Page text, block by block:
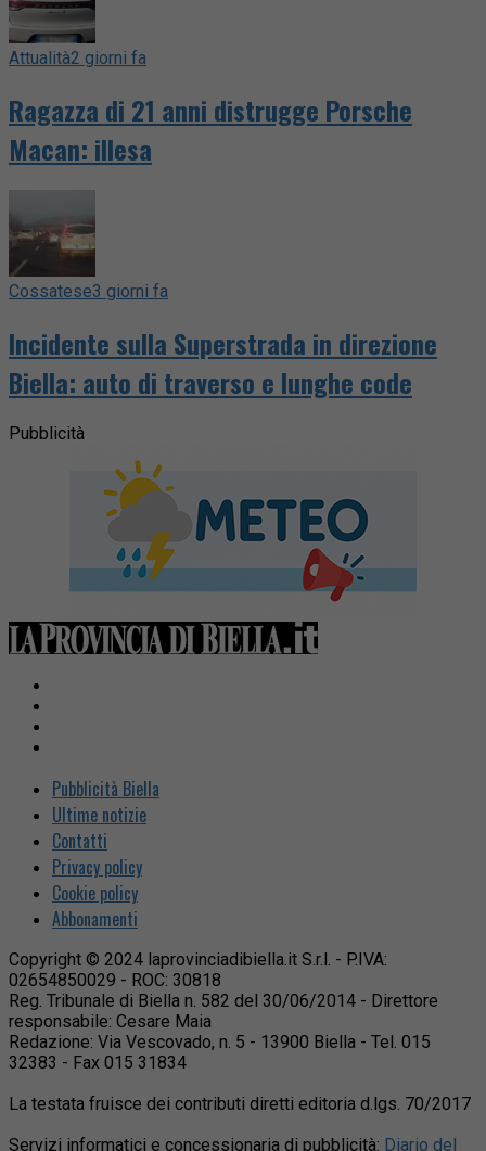
Attualità2 giorni fa
Ragazza di 21 anni distrugge Porsche
Macan: illesa
Cossatese3 giorni fa
Incidente sulla Superstrada in direzione
Biella: auto di traverso e lunghe code
Pubblicità
Pubblicità Biella
Ultime notizie
Contatti
Privacy policy
Cookie policy
Abbonamenti
Copyright © 2024 laprovinciadibiella.it S.r.l. - P.IVA:
02654850029 - ROC: 30818
Reg. Tribunale di Biella n. 582 del 30/06/2014 - Direttore
responsabile: Cesare Maia
Redazione: Via Vescovado, n. 5 - 13900 Biella - Tel. 015
32383 - Fax 015 31834
La testata fruisce dei contributi diretti editoria d.lgs. 70/2017
Servizi informatici e concessionaria di pubblicità: Diario del